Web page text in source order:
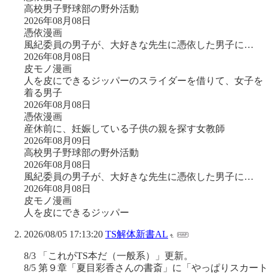
高校男子野球部の野外活動
2026年08月08日
憑依漫画
風紀委員の男子が、大好きな先生に憑依した男子に…
2026年08月08日
皮モノ漫画
人を皮にできるジッパーのスライダーを借りて、女子を
着る男子
2026年08月08日
憑依漫画
産休前に、妊娠している子供の親を探す女教師
2026年08月09日
高校男子野球部の野外活動
2026年08月08日
風紀委員の男子が、大好きな先生に憑依した男子に…
2026年08月08日
皮モノ漫画
人を皮にできるジッパー
2026/08/05 17:13:20 TS解体新書AL
8/3 「これがTS本だ（一般系）」更新。
8/5 第９章「夏目彩香さんの書斎」に「やっぱりスカート